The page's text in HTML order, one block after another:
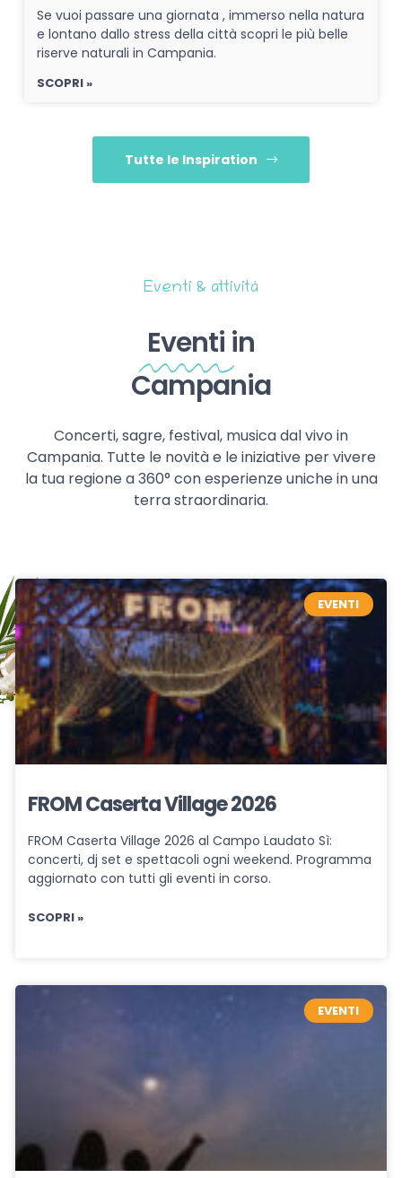
Se vuoi passare una giornata , immerso nella natura
e lontano dallo stress della città scopri le più belle
riserve naturali in Campania.
SCOPRI »
Tutte le Inspiration
Eventi & attività
Eventi in
Campania
Concerti, sagre, festival, musica dal vivo in
Campania. Tutte le novità e le iniziative per vivere
la tua regione a 360° con esperienze uniche in una
terra straordinaria.
EVENTI
FROM Caserta Village 2026
FROM Caserta Village 2026 al Campo Laudato Sì:
concerti, dj set e spettacoli ogni weekend. Programma
aggiornato con tutti gli eventi in corso.
SCOPRI »
EVENTI